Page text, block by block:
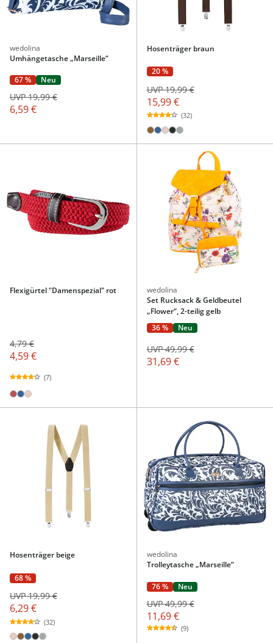
wedolina
Umhängetasche „Marseille“
67 % Neu
6,59 €
UVP 19,99 €
Hosenträger braun
20 %
15,99 €
UVP 19,99 €
(32)
Flexigürtel "Damenspezial" rot
4,79 €
4,59 €
(7)
wedolina
Set Rucksack & Geldbeutel
„Flower“, 2-teilig gelb
36 %
Neu
31,69 €
UVP 49,99 €
Hosenträger beige
68 %
6,29 €
UVP 19,99 €
(32)
wedolina
Trolleytasche „Marseille“
76 % Neu
11,69 €
UVP 49,99 €
(9)